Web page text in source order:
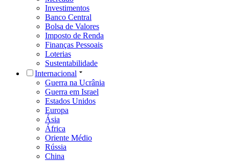
Investimentos
Banco Central
Bolsa de Valores
Imposto de Renda
Finanças Pessoais
Loterias
Sustentabilidade
Internacional
Guerra na Ucrânia
Guerra em Israel
Estados Unidos
Europa
Ásia
África
Oriente Médio
Rússia
China